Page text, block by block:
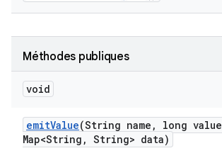
Méthodes publiques
void
emitValue(String name , long value
Map<String , String> data)